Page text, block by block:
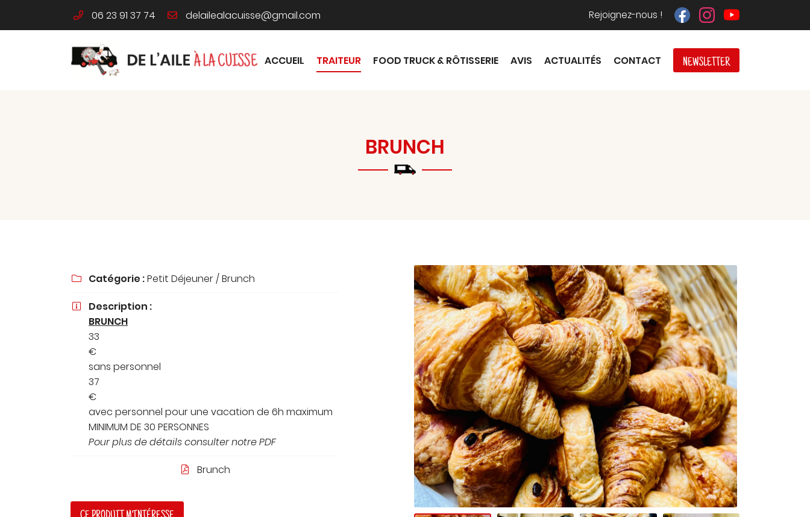
06 23 91 37 74 Rejoignez-nous !
ACCUEIL TRAITEUR FOOD TRUCK & RÔTISSERIE AVIS ACTUALITÉS CONTACT NEWSLETTER
46 Route de Limours
91340 Ollainville
06 23 91 37 74
à l'adresse email indiqué ci-dessus. Vous pouvez vous désinscrire à tout
le formulaire de désinscription
BRUNCH
 Catégorie :Petit Déjeuner / Brunch

Description :
BRUNCH
33
€
sans personnel
37
€
avec personnel pour une vacation de 6h maximum
MINIMUM DE 30 PERSONNES
Pour plus de détails consulter notre PDF
 Brunch